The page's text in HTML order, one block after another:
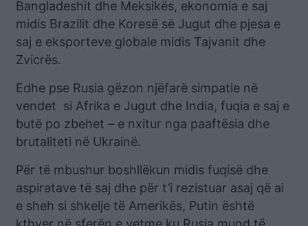
Bangladeshit dhe Meksikës, ekonomia e saj
midis Brazilit dhe Koresë së Jugut dhe pjesa e
saj e eksporteve globale midis Tajvanit dhe
Zvicrës.
Edhe pse Rusia gëzon njëfarë simpatie në
vendet si Afrika e Jugut dhe India, fuqia e saj e
butë po zbehet – e nxitur nga paaftësia dhe
brutaliteti në Ukrainë.
Për të mbushur boshllëkun midis fuqisë dhe
aspiratave të saj dhe për t’i rezistuar asaj që ai
e sheh si shkelje të Amerikës, Putin është